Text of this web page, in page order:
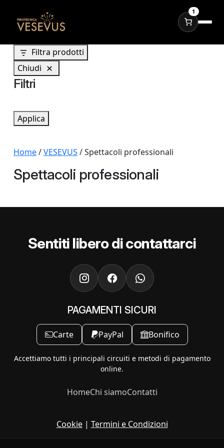
1
Filtra prodotti
Chiudi
Filtri
Applica
Home/VESEVUS / Spettacoli professionali
Spettacoli professionali
Sentiti libero di contattarci
PAGAMENTI SICURI
Carte PayPal Bonifico
Accettiamo tutti i principali circuiti e metodi di pagamento
online.
HomeChi siamoContatti
Cookie| Termini e Condizioni